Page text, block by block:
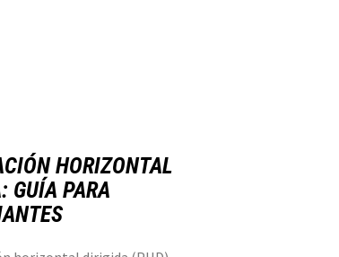
HORIZONTAL
GUÍA PARA